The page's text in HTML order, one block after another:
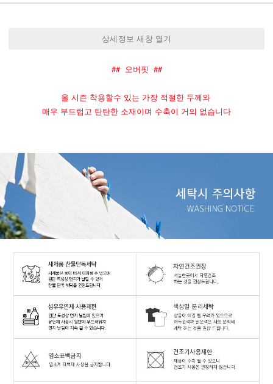
상세정보 새창 열기
##  오버핏  ##
올 시즌 착용할수 있는 가장 적절한 두께와
매우 부드럽고 탄탄한 소재이며 수축이 거의 없습니다